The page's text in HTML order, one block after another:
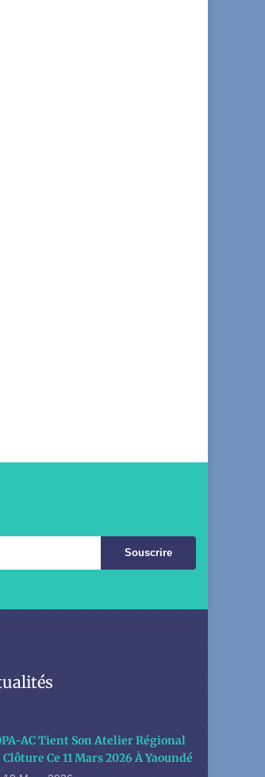
Souscrire
AC Tient Son Atelier Régional
Clôture Ce 11 Mars 2026 À Yaoundé